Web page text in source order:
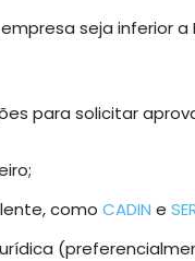
seja inferior a
para solicitar
como CADIN e